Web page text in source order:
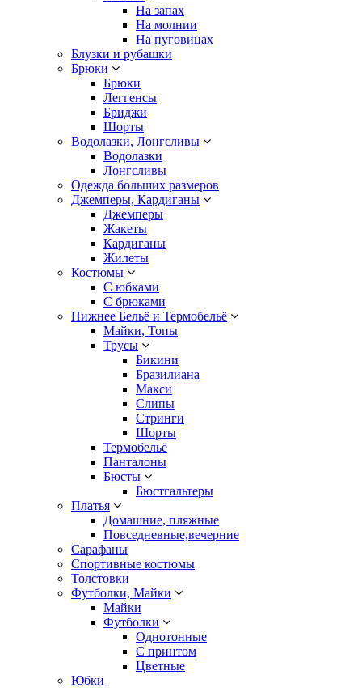
На запах
На молнии
На пуговицах
Блузки и рубашки
Брюки
Брюки
Леггенсы
Бриджи
Шорты
Водолазки, Лонгсливы
Водолазки
Лонгсливы
Одежда больших размеров
Джемперы, Кардиганы
Джемперы
Жакеты
Кардиганы
Жилеты
Костюмы
С юбками
С брюками
Нижнее Бельё и Термобельё
Майки, Топы
Трусы
Бикини
Бразилиана
Макси
Слипы
Стринги
Шорты
Термобельё
Панталоны
Бюсты
Бюстгальтеры
Платья
Домашние, пляжные
Повседневные,вечерние
Сарафаны
Спортивные костюмы
Толстовки
Футболки, Майки
Майки
Футболки
Однотонные
С принтом
Цветные
Юбки